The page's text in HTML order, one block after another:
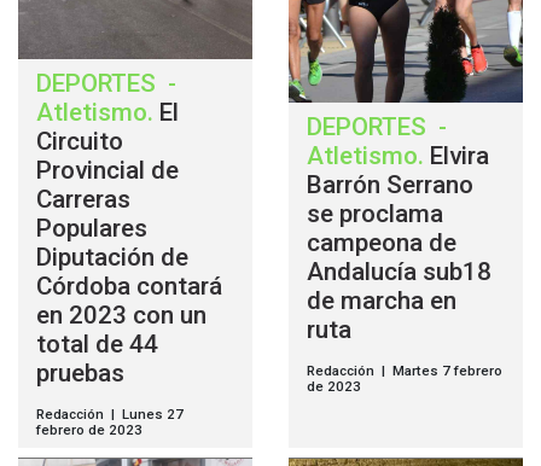
DEPORTES -
Atletismo. El
Circuito
Provincial de
Carreras
Populares
Diputación de
Córdoba contará
en 2023 con un
total de 44
pruebas
Redacción | Lunes 27
febrero de 2023
DEPORTES -
Atletismo. Elvira
Barrón Serrano
se proclama
campeona de
Andalucía sub18
de marcha en
ruta
Redacción | Martes 7 febrero
de 2023